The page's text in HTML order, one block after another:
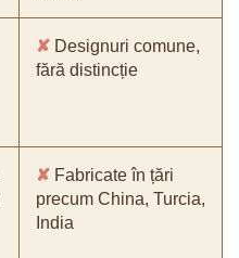
✘ Designuri comune,
fără distincție
✘ Fabricate în țări
precum China, Turcia,
India